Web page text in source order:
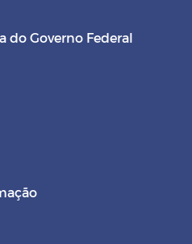
do Governo Federal